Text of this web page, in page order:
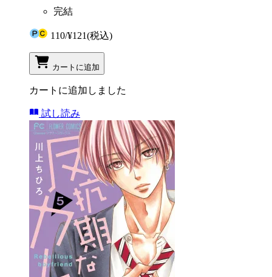
完結
110/¥121(税込)
カートに追加
カートに追加しました
試し読み